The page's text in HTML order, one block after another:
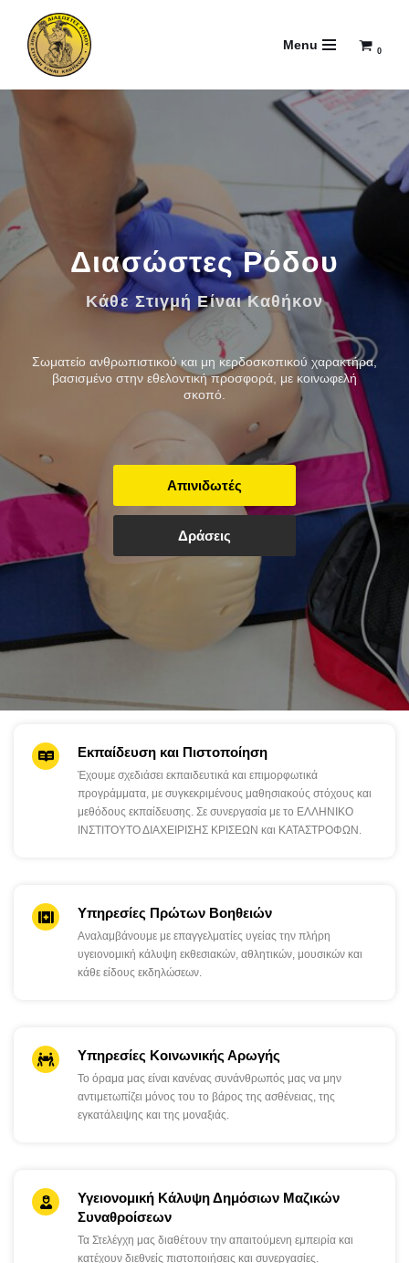
Μεταπηδήστε
περιεχόμενο
Menu 0
Διασώστες Ρόδου
Κάθε Στιγμή Είναι Καθήκον
Σωματείο ανθρωπιστικού και μη κερδοσκοπικού χαρακτήρα,
βασισμένο στην εθελοντική προσφορά, με κοινωφελή
σκοπό.
Απινιδωτές
Δράσεις
Εκπαίδευση και Πιστοποίηση
Έχουμε σχεδιάσει εκπαιδευτικά και επιμορφωτικά
προγράμματα, με συγκεκριμένους μαθησιακούς στόχους και
μεθόδους εκπαίδευσης. Σε συνεργασία με το ΕΛΛΗΝΙΚΟ
ΙΝΣΤΙΤΟΥΤΟ ΔΙΑΧΕΙΡΙΣΗΣ ΚΡΙΣΕΩΝ και ΚΑΤΑΣΤΡΟΦΩΝ.
Υπηρεσίες Πρώτων Βοηθειών
Αναλαμβάνουμε με επαγγελματίες υγείας την πλήρη
υγειονομική κάλυψη εκθεσιακών, αθλητικών, μουσικών και
κάθε είδους εκδηλώσεων.
Υπηρεσίες Κοινωνικής Αρωγής
Το όραμα μας είναι κανένας συνάνθρωπός μας να μην
αντιμετωπίζει μόνος του το βάρος της ασθένειας, της
εγκατάλειψης και της μοναξιάς.
Υγειονομική Κάλυψη Δημόσιων Μαζικών
Συναθροίσεων
Τα Στελέγχη μας διαθέτουν την απαιτούμενη εμπειρία και
κατέχουν διεθνείς πιστοποιήσεις και συνεργασίες.